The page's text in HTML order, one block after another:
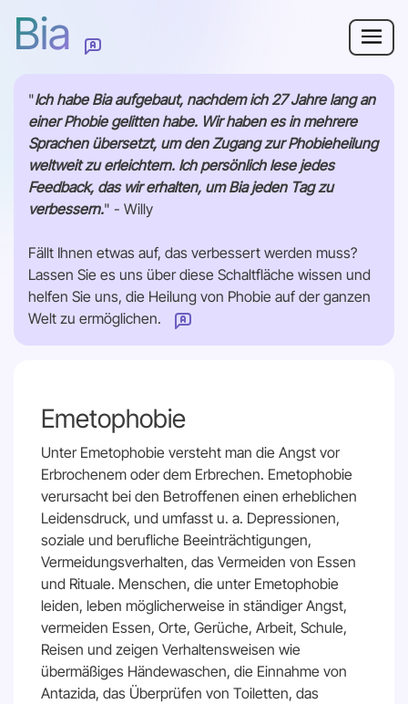
Bia
Warum Bia?
Phobie
Ressourcen
Anmelden
Los geht’s
"Ich habe Bia aufgebaut, nachdem ich 27 Jahre lang an
einer Phobie gelitten habe. Wir haben es in mehrere
Sprachen übersetzt, um den Zugang zur Phobieheilung
weltweit zu erleichtern. Ich persönlich lese jedes
Feedback, das wir erhalten, um Bia jeden Tag zu
verbessern." - Willy
Fällt Ihnen etwas auf, das verbessert werden muss?
Lassen Sie es uns über diese Schaltfläche wissen und
helfen Sie uns, die Heilung von Phobie auf der ganzen
Welt zu ermöglichen.
Wie können wir diese Seite verbessern?
Absenden
Emetophobie
Unter Emetophobie versteht man die Angst vor
Erbrochenem oder dem Erbrechen. Emetophobie
verursacht bei den Betroffenen einen erheblichen
Leidensdruck, und umfasst u. a. Depressionen,
soziale und berufliche Beeinträchtigungen,
Vermeidungsverhalten, das Vermeiden von Essen
und Rituale. Menschen, die unter Emetophobie
leiden, leben möglicherweise in ständiger Angst,
vermeiden Essen, Orte, Gerüche, Arbeit, Schule,
Reisen und zeigen Verhaltensweisen wie
übermäßiges Händewaschen, die Einnahme von
Antazida, das Überprüfen von Toiletten, das